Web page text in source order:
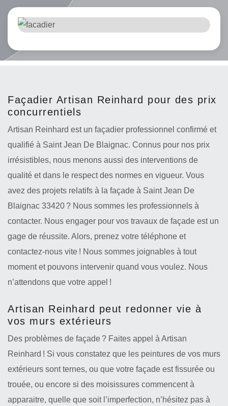
Façadier Artisan Reinhard pour des prix
concurrentiels
Artisan Reinhard est un façadier professionnel confirmé et
qualifié à Saint Jean De Blaignac. Connus pour nos prix
irrésistibles, nous menons aussi des interventions de
qualité et dans le respect des normes en vigueur. Vous
avez des projets relatifs à la façade à Saint Jean De
Blaignac 33420 ? Nous sommes les professionnels à
contacter. Nous engager pour vos travaux de façade est un
gage de réussite. Alors, prenez votre téléphone et
contactez-nous vite ! Nous sommes joignables à tout
moment et pouvons intervenir quand vous voulez. Nous
n’attendons que votre appel !
Artisan Reinhard peut redonner vie à
vos murs extérieurs
Des problèmes de façade ? Faites appel à Artisan
Reinhard ! Si vous constatez que les peintures de vos murs
extérieurs sont ternes, ou que votre façade est fissurée ou
trouée, ou encore si des moisissures commencent à
apparaitre, quelle que soit l’imperfection, n’hésitez pas à